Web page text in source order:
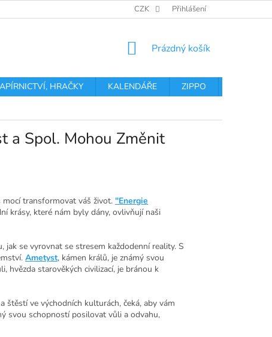
PODMÍNKY OCHRANY OSOBNÍCH
CZK Přihlášení
NÁKUPNÍ
Prázdný košík
HRAČKY KALENDÁŘE ZIPPO
a Spol. Mohou Změnit
transformovat váš život. "Energie
krásy, které nám byly dány, ovlivňují naši
se vyrovnat se stresem každodenní reality. S
Ametyst, kámen králů, je známý svou
hvězda starověkých civilizací, je bránou k
ve východních kulturách, čeká, aby vám
svou schopností posilovat vůli a odvahu,